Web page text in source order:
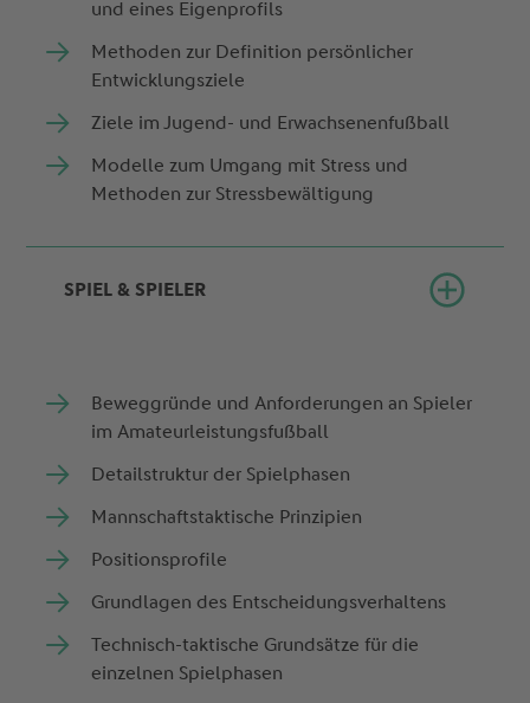
und eines Eigenprofils
Methoden zur Definition persönlicher
Entwicklungsziele
Ziele im Jugend- und Erwachsenenfußball
Modelle zum Umgang mit Stress und
Methoden zur Stressbewältigung
SPIEL & SPIELER
Beweggründe und Anforderungen an Spieler
im Amateurleistungsfußball
Detailstruktur der Spielphasen
Mannschaftstaktische Prinzipien
Positionsprofile
Grundlagen des Entscheidungsverhaltens
Technisch-taktische Grundsätze für die
einzelnen Spielphasen